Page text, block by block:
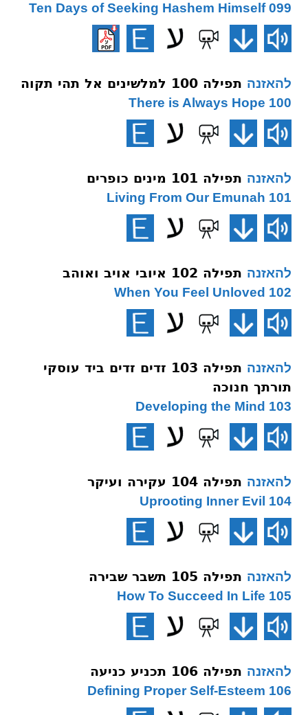
099 Ten Days of Seeking Hashem Himself
להאזנה תפילה 100 למלשינים אל תהי תקוה
100 There is Always Hope
להאזנה תפילה 101 מינים כופרים
101 Living From Our Emunah
להאזנה תפילה 102 איובי אויב ואוהב
102 When You Feel Unloved
להאזנה
תפילה 103 זדים זדים ביד עוסקי
תורתך חנוכה
103 Developing the Mind
להאזנה תפילה 104 עקירה ועיקר
104 Uprooting Inner Evil
להאזנה תפילה 105 תשבר שבירה
105 How To Succeed In Life
להאזנה תפילה 106 תכניע כניעה
106 Defining Proper Self-Esteem